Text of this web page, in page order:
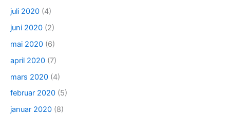
juli 2020 (4)
juni 2020 (2)
mai 2020 (6)
april 2020 (7)
mars 2020 (4)
februar 2020 (5)
januar 2020 (8)